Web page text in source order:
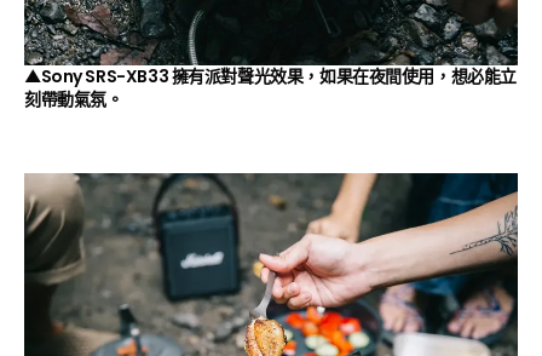
▲Sony SRS-XB33 擁有派對聲光效果，如果在夜間使用，想必能立
刻帶動氣氛。